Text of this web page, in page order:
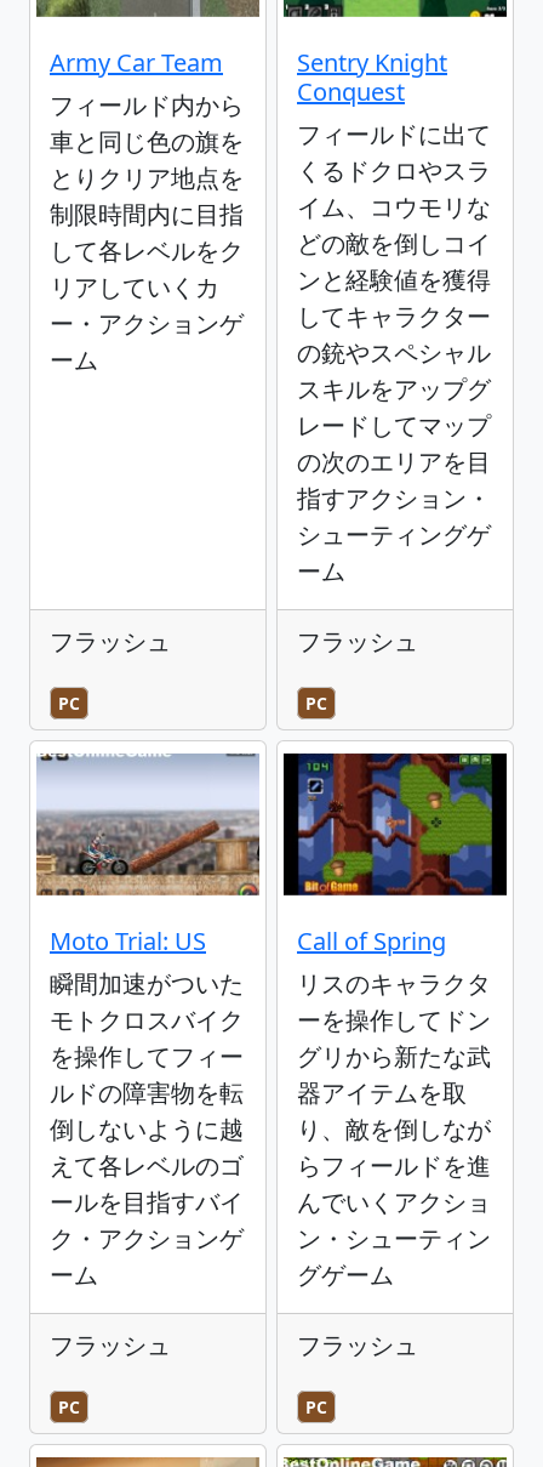
Army Car Team
フィールド内から
車と同じ色の旗を
とりクリア地点を
制限時間内に目指
して各レベルをク
リアしていくカ
ー・アクションゲ
ーム
フラッシュ
PC
Sentry Knight
Conquest
フィールドに出て
くるドクロやスラ
イム、コウモリな
どの敵を倒しコイ
ンと経験値を獲得
してキャラクター
の銃やスペシャル
スキルをアップグ
レードしてマップ
の次のエリアを目
指すアクション・
シューティングゲ
ーム
フラッシュ
PC
Moto Trial: US
瞬間加速がついた
モトクロスバイク
を操作してフィー
ルドの障害物を転
倒しないように越
えて各レベルのゴ
ールを目指すバイ
ク・アクションゲ
ーム
フラッシュ
PC
Call of Spring
リスのキャラクタ
ーを操作してドン
グリから新たな武
器アイテムを取
り、敵を倒しなが
らフィールドを進
んでいくアクショ
ン・シューティン
グゲーム
フラッシュ
PC